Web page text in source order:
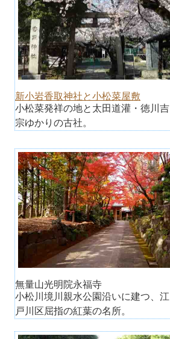
新小岩香取神社と小松菜屋敷
小松菜発祥の地と太田道灌・徳川吉
宗ゆかりの古社。
無量山光明院永福寺
小松川境川親水公園沿いに建つ、江
戸川区屈指の紅葉の名所。